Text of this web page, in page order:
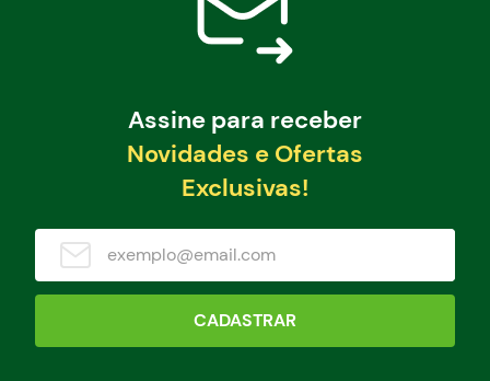
Assine para receber
Novidades e Ofertas
Exclusivas!
CADASTRAR